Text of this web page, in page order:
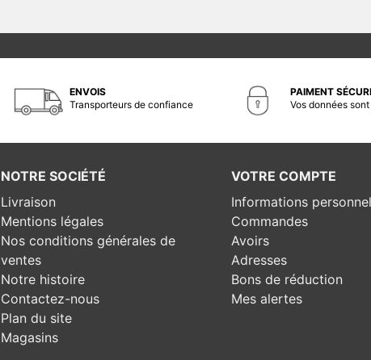
ENVOIS
Transporteurs de confiance
PAIMENT
Vos données
NOTRE SOCIÉTÉ
Livraison
Mentions légales
Nos conditions générales de
ventes
Notre histoire
Contactez-nous
Plan du site
Magasins
VOTRE COMPTE
Informations
Commandes
Avoirs
Adresses
Bons de réduction
Mes alertes